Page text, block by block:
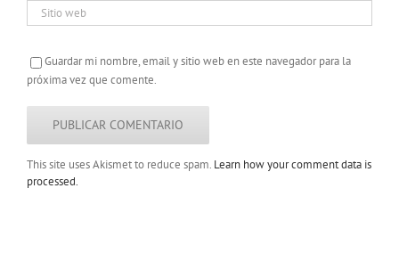
Guardar mi nombre, email y sitio web en este navegador para la
próxima vez que comente.
This site uses Akismet to reduce spam. Learn how your comment data is
processed.